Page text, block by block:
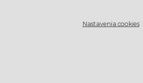
Nastavenia cookies